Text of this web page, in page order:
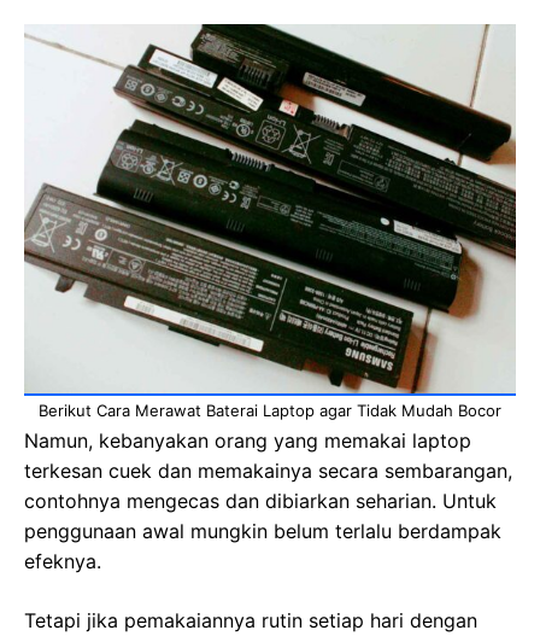
Berikut Cara Merawat Baterai Laptop agar Tidak Mudah Bocor
Namun, kebanyakan orang yang memakai laptop
terkesan cuek dan memakainya secara sembarangan,
contohnya mengecas dan dibiarkan seharian. Untuk
penggunaan awal mungkin belum terlalu berdampak
efeknya.
Tetapi jika pemakaiannya rutin setiap hari dengan